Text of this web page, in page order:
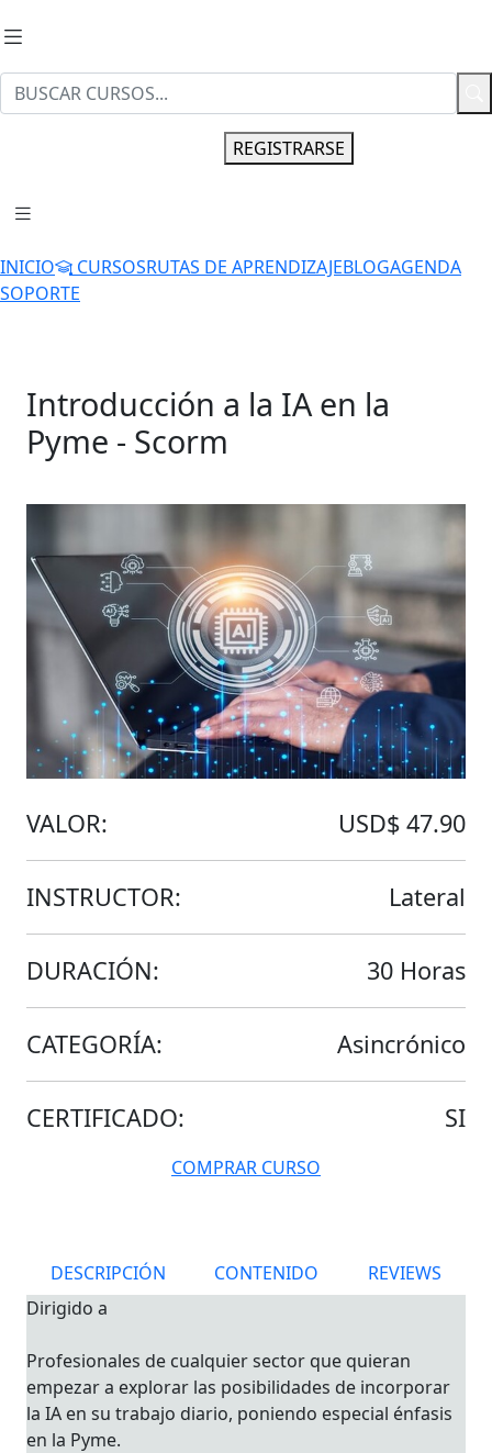
REGISTRARSE
INICIO CURSOSRUTAS DE APRENDIZAJEBLOGAGENDA
SOPORTE
Introducción a la IA en la
Pyme - Scorm
VALOR: USD$ 47.90
INSTRUCTOR: Lateral
DURACIÓN: 30 Horas
CATEGORÍA: Asincrónico
CERTIFICADO: SI
COMPRAR CURSO
DESCRIPCIÓN CONTENIDO
REVIEWS
Dirigido a
Profesionales de cualquier sector que quieran
empezar a explorar las posibilidades de incorporar
la IA en su trabajo diario, poniendo especial énfasis
en la Pyme.